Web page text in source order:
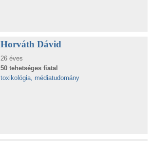
Horváth Dávid
26 éves
50 tehetséges fiatal
toxikológia, médiatudomány